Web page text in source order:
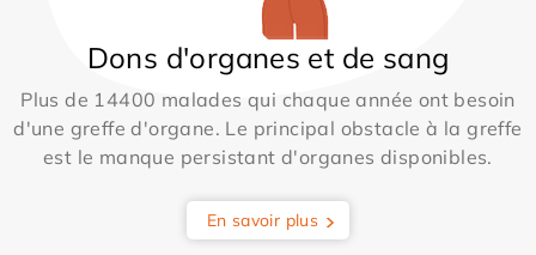
Dons d'organes et de sang
Plus de 14400 malades qui chaque année ont besoin
d'une greffe d'organe. Le principal obstacle à la greffe
est le manque persistant d'organes disponibles.
En savoir plus